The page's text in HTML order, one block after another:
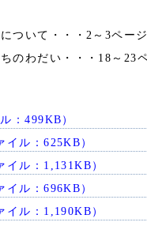
ついて・・・2～3ページ
のわだい・・・18～23
：499KB）
イル：625KB）
イル：1,131KB）
イル：696KB）
イル：1,190KB）